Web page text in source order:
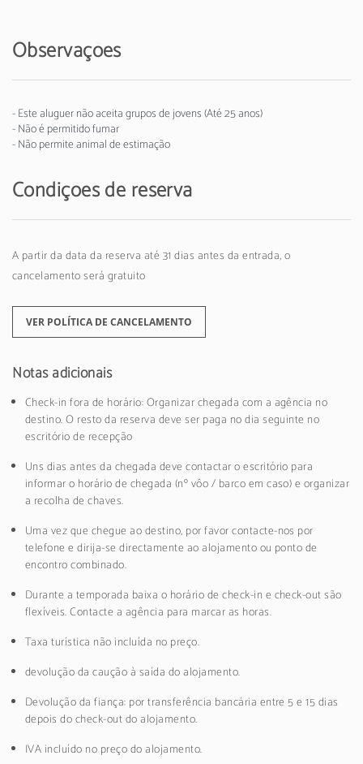
Observações
- Este aluguer não aceita grupos de jovens (Até 25 anos)
- Não é permitido fumar
- Não permite animal de estimação
Condições de reserva
A partir da data da reserva até 31 dias antes da entrada, o
cancelamento será gratuito
VER POLÍTICA DE CANCELAMENTO
Notas adicionais
Check-in fora de horário: Organizar chegada com a agência no
destino. O resto da reserva deve ser paga no dia seguinte no
escritório de recepção
Uns dias antes da chegada deve contactar o escritório para
informar o horário de chegada (nº vôo / barco em caso) e organizar
a recolha de chaves.
Uma vez que chegue ao destino, por favor contacte-nos por
telefone e dirija-se directamente ao alojamento ou ponto de
encontro combinado.
Durante a temporada baixa o horário de check-in e check-out são
flexíveis. Contacte a agência para marcar as horas.
Taxa turística não incluída no preço.
devolução da caução à saída do alojamento.
Devolução da fiança: por transferência bancária entre 5 e 15 dias
depois do check-out do alojamento.
IVA incluído no preço do alojamento.